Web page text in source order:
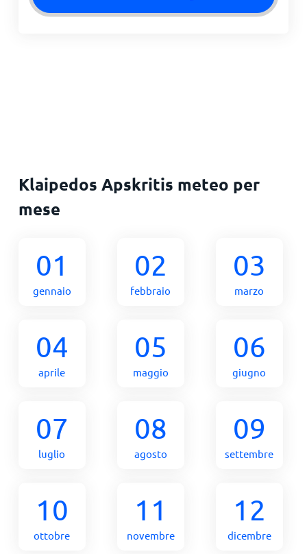
Klaipedos Apskritis meteo per
mese
01
gennaio
02
febbraio
03
marzo
04
aprile
05
maggio
06
giugno
07
luglio
08
agosto
09
settembre
10
ottobre
11
novembre
12
dicembre